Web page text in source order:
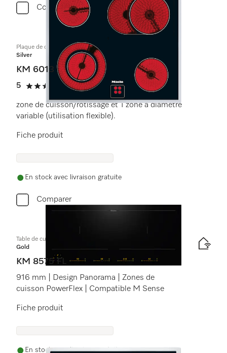
Comparer
Plaque de cuisson commandée par le four
Silver
KM 6013
5
5 étoiles sur 5
(3 critiques)
zone de cuisson/rôtissage et 1 zone à diamètre
variable (utilisation flexible).
Fiche produit
En stock avec livraison gratuite
Comparer
Table de cuisson à induction
Gold
KM 8575 FL
916 mm | Design Panorama | Zones de
cuisson PowerFlex | Compatible M Sense
Fiche produit
En stock avec livraison gratuite